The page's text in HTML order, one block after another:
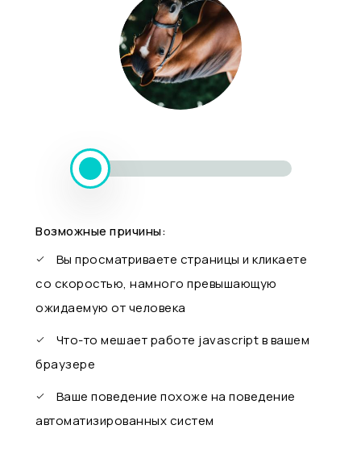
Возможные причины:
Вы просматриваете страницы и кликаете
со скоростью, намного превышающую
ожидаемую от человека
Что-то мешает работе javascript в вашем
браузере
Ваше поведение похоже на поведение
автоматизированных систем